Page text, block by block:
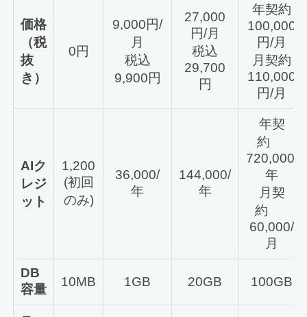
価格
（税
抜
き）
0円
9,000円/
月
税込
9,900円
27,000
円/月
税込
29,700
円
年契約
100,000
円/月
月契約
110,000
円/月
AIク
レジ
ット
1,200
(初回
のみ)
36,000/
年
144,000/
年
年契
約
720,000/
年
月契
約
60,000/
月
DB
容量
10MB 1GB 20GB 100GB